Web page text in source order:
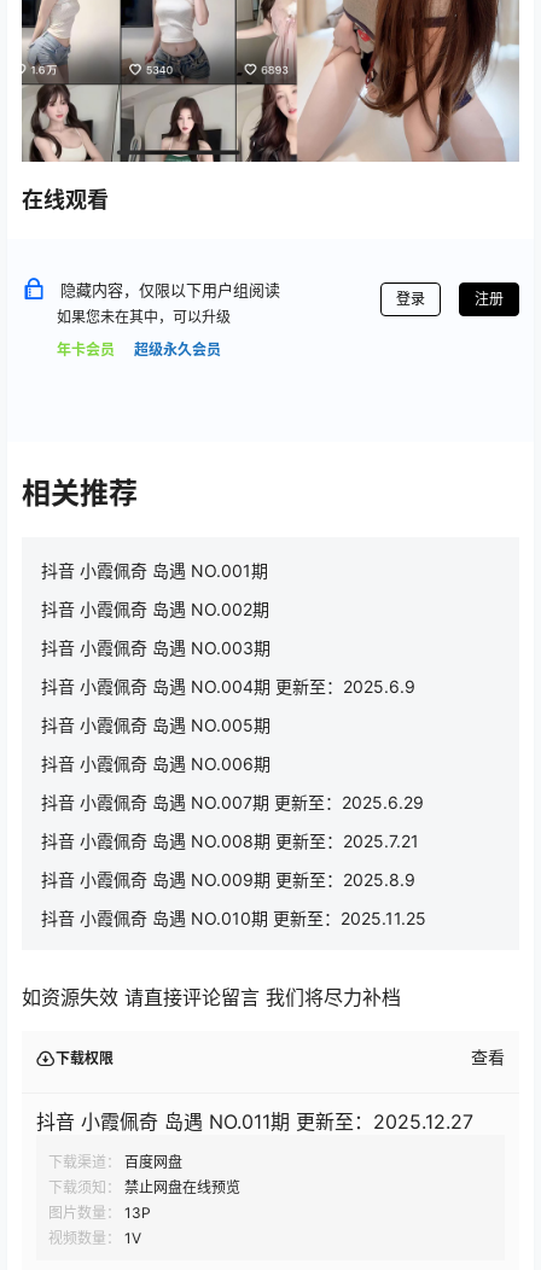
在线观看
隐藏内容，仅限以下用户组阅读
如果您未在其中，可以升级
年卡会员
超级永久会员
登录 注册
相关推荐
抖音 小霞佩奇 岛遇 NO.001期
抖音 小霞佩奇 岛遇 NO.002期
抖音 小霞佩奇 岛遇 NO.003期
抖音 小霞佩奇 岛遇 NO.004期 更新至：2025.6.9
抖音 小霞佩奇 岛遇 NO.005期
抖音 小霞佩奇 岛遇 NO.006期
抖音 小霞佩奇 岛遇 NO.007期 更新至：2025.6.29
抖音 小霞佩奇 岛遇 NO.008期 更新至：2025.7.21
抖音 小霞佩奇 岛遇 NO.009期 更新至：2025.8.9
抖音 小霞佩奇 岛遇 NO.010期 更新至：2025.11.25
如资源失效 请直接评论留言 我们将尽力补档
下载权限 查看
抖音 小霞佩奇 岛遇 NO.011期 更新至：2025.12.27
下载渠道：
百度网盘
下载须知：
禁止网盘在线预览
图片数量：
13P
视频数量：
1V